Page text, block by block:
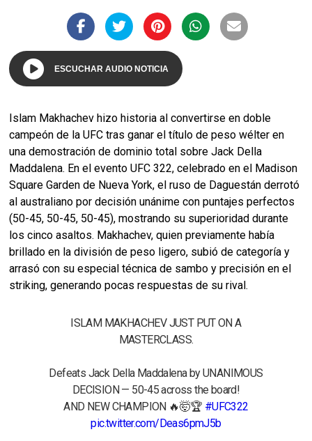
ESCUCHAR AUDIO NOTICIA
Islam Makhachev hizo historia al convertirse en doble
campeón de la UFC tras ganar el título de peso wélter en
una demostración de dominio total sobre Jack Della
Maddalena. En el evento UFC 322, celebrado en el Madison
Square Garden de Nueva York, el ruso de Daguestán derrotó
al australiano por decisión unánime con puntajes perfectos
(50-45, 50-45, 50-45), mostrando su superioridad durante
los cinco asaltos. Makhachev, quien previamente había
brillado en la división de peso ligero, subió de categoría y
arrasó con su especial técnica de sambo y precisión en el
striking, generando pocas respuestas de su rival.
ISLAM MAKHACHEV JUST PUT ON A
MASTERCLASS.
Defeats Jack Della Maddalena by UNANIMOUS
DECISION — 50-45 across the board!
AND NEW CHAMPION 🔥🤯🏆 #UFC322
pic.twitter.com/Deas6pmJ5b